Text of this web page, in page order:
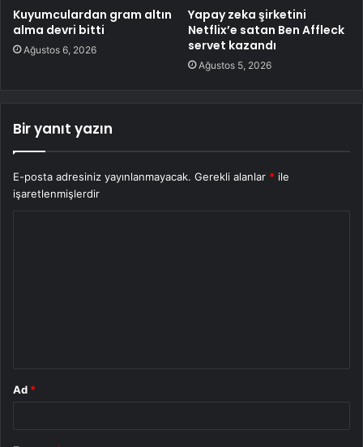
Kuyumculardan gram altın
alma devri bitti
Ağustos 6, 2026
Yapay zeka şirketini
Netflix’e satan Ben Affleck
servet kazandı
Ağustos 5, 2026
Bir yanıt yazın
E-posta adresiniz yayınlanmayacak. Gerekli alanlar * ile
işaretlenmişlerdir
Ad *